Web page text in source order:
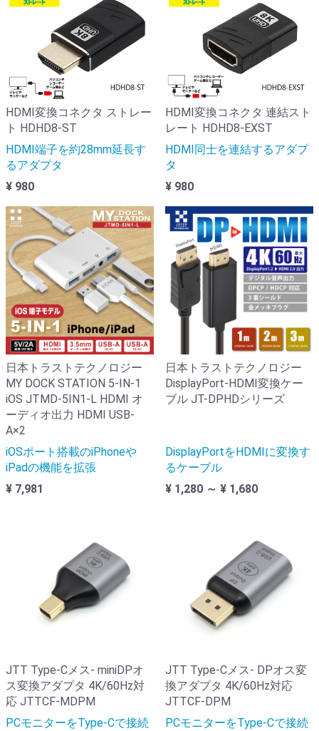
HDMI変換コネクタ ストレー
ト HDHD8-ST
HDMI端子を約28mm延長す
るアダプタ
¥ 980
HDMI変換コネクタ 連結スト
レート HDHD8-EXST
HDMI同士を連結するアダプ
タ
¥ 980
日本トラストテクノロジー
MY DOCK STATION 5-IN-1
iOS JTMD-5IN1-L HDMI オ
ーディオ出力 HDMI USB-
A×2
iOSポート搭載のiPhoneや
iPadの機能を拡張
¥ 7,981
日本トラストテクノロジー
DisplayPort-HDMI変換ケー
ブル JT-DPHDシリーズ
DisplayPortをHDMIに変換す
るケーブル
¥ 1,280 ～ ¥ 1,680
JTT Type-Cメス- miniDPオ
ス変換アダプタ 4K/60Hz対
応 JTTCF-MDPM
PCモニターをType-Cで接続
JTT Type-Cメス- DPオス変
換アダプタ 4K/60Hz対応
JTTCF-DPM
PCモニターをType-Cで接続